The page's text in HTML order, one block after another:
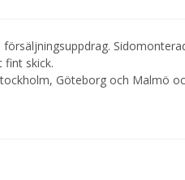
försäljningsuppdrag.
fint skick.
Göteborg och Malmö